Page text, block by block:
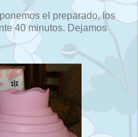
el preparado, los
40 minutos. Dejamos